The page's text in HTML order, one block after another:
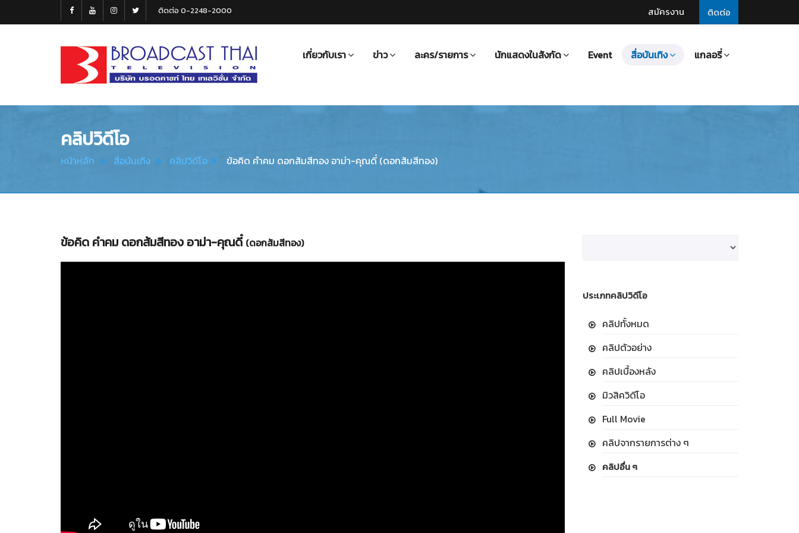
ติดต่อ
สมัครงาน
ติดต่อ 0-2248-2000
Thai
เกี่ยวกับเรา ข่าว ละคร/รายการ นักแสดงในสังกัด Event สื่อบันเทิง แกลอรี่
คลิปวิดีโอ
หน้าหลัก สื่อบันเทิง คลิปวิดีโอ ข้อคิด คำคม ดอกส้มสีทอง อาม่า-คุณดี๋ (ดอกส้มสีทอง)
ข้อคิด คำคม ดอกส้มสีทอง อาม่า-คุณดี๋ (ดอกส้มสีทอง)
ประเภทคลิปวิดีโอ
คลิปทั้งหมด
คลิปตัวอย่าง
คลิปเบื้องหลัง
มิวสิควิดีโอ
Full Movie
คลิปจากรายการต่าง ๆ
คลิปอื่น ๆ